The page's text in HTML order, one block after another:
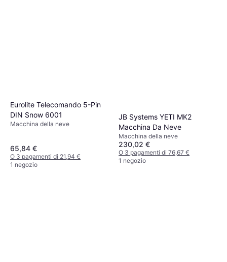
Eurolite Telecomando 5-Pin
DIN Snow 6001
Macchina della neve
65,84 €
O 3 pagamenti di 21,94 €
1 negozio
JB Systems YETI MK2
Macchina Da Neve
Macchina della neve
230,02 €
O 3 pagamenti di 76,67 €
1 negozio